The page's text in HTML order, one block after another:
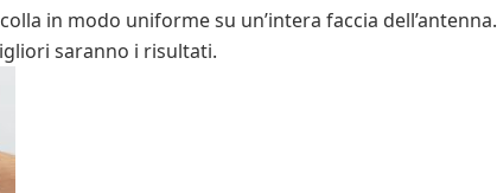
in modo uniforme su un’intera faccia dell’antenna.
saranno i risultati.